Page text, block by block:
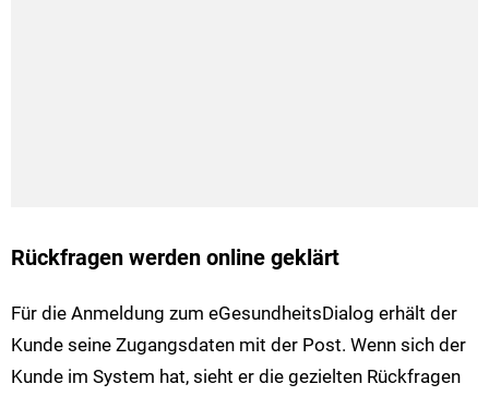
Rückfragen werden online geklärt
Für die Anmeldung zum eGesundheitsDialog erhält der
Kunde seine Zugangsdaten mit der Post. Wenn sich der
Kunde im System hat, sieht er die gezielten Rückfragen